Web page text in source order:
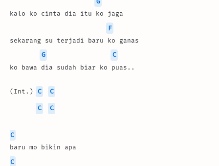
kalo ko cinta dia itu ko jaga
F
sekarang su terjadi baru ko ganas
G
C
ko bawa dia sudah biar ko puas..
(Int.) C C
C C
C
baru mo bikin apa
C